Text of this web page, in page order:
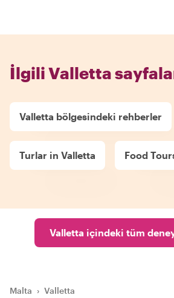
İlgili Valletta
Valletta bölgesindeki rehberler
Turlar in Valletta Food
Valletta içindeki tüm
Malta › Valletta